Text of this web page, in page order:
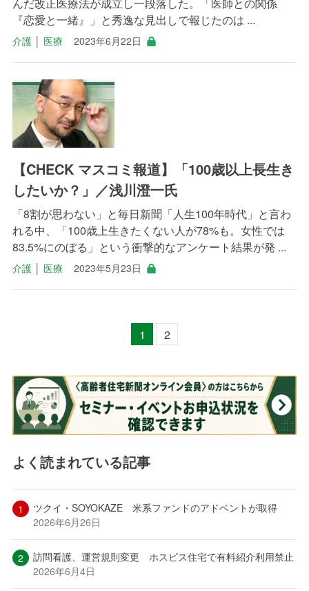
んだ改正医療法が成立し一段落した。「医師との関係
『恋愛と一緒』」と秀逸な見出しで報じたのは ...
介護│ 医療 2023年6月22日
【CHECK マスコミ報道】「100歳以上長生き
したいか？」／浅川澄一氏
「8割が思わない」と毎日新聞「人生100年時代」と言わ
れる中、「100歳上生きたくない人が78%も。女性では
83.5%にのぼる」という衝撃的なアンケート結果が発 ...
介護│ 医療 2023年5月23日
1 2
よく読まれている記事
ツクイ・SOYOKAZE 米系ファンドのアドベントが取得
2026年6月26日
訪問看護、運営規則変更 ホスピス住宅で有料紹介利用禁止
2026年6月4日